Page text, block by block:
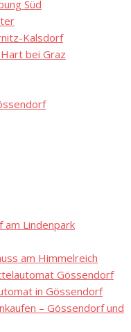
Süd
Kalsdorf
bei Graz
am Lindenpark
am Himmelreich
Gössendorf
in Gössendorf
– Gössendorf und